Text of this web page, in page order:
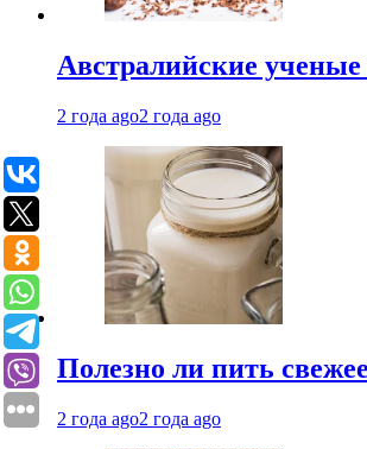
Австралийские
2 года ago2 года ago
Полезно ли пить
2 года ago2 года ago